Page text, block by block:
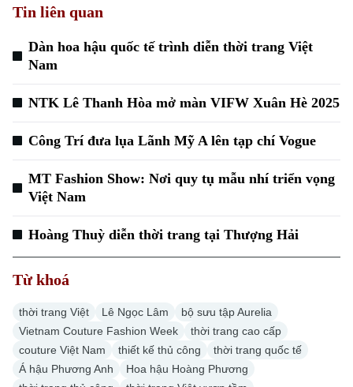
Hướng nghiệp
Làng nghề
Di tích
Dinh dưỡng
Tư vấn sức khỏe
Bóng đá
Quần vợt
Golf
Điện ảnh
Thời trang
Tin liên quan
Dàn hoa hậu quốc tế trình diễn thời trang Việt
Nam
NTK Lê Thanh Hòa mở màn VIFW Xuân Hè 2025
Công Trí đưa lụa Lãnh Mỹ A lên tạp chí Vogue
MT Fashion Show: Nơi quy tụ mẫu nhí triển vọng
Việt Nam
Hoàng Thuỳ diễn thời trang tại Thượng Hải
Từ khoá
thời trang Việt Lê Ngọc Lâm
bộ sưu tập Aurelia
Vietnam Couture Fashion Week
thời trang cao cấp
couture Việt Nam
thiết kế thủ công
thời trang quốc tế
Á hậu Phương Anh
Hoa hậu Hoàng Phương